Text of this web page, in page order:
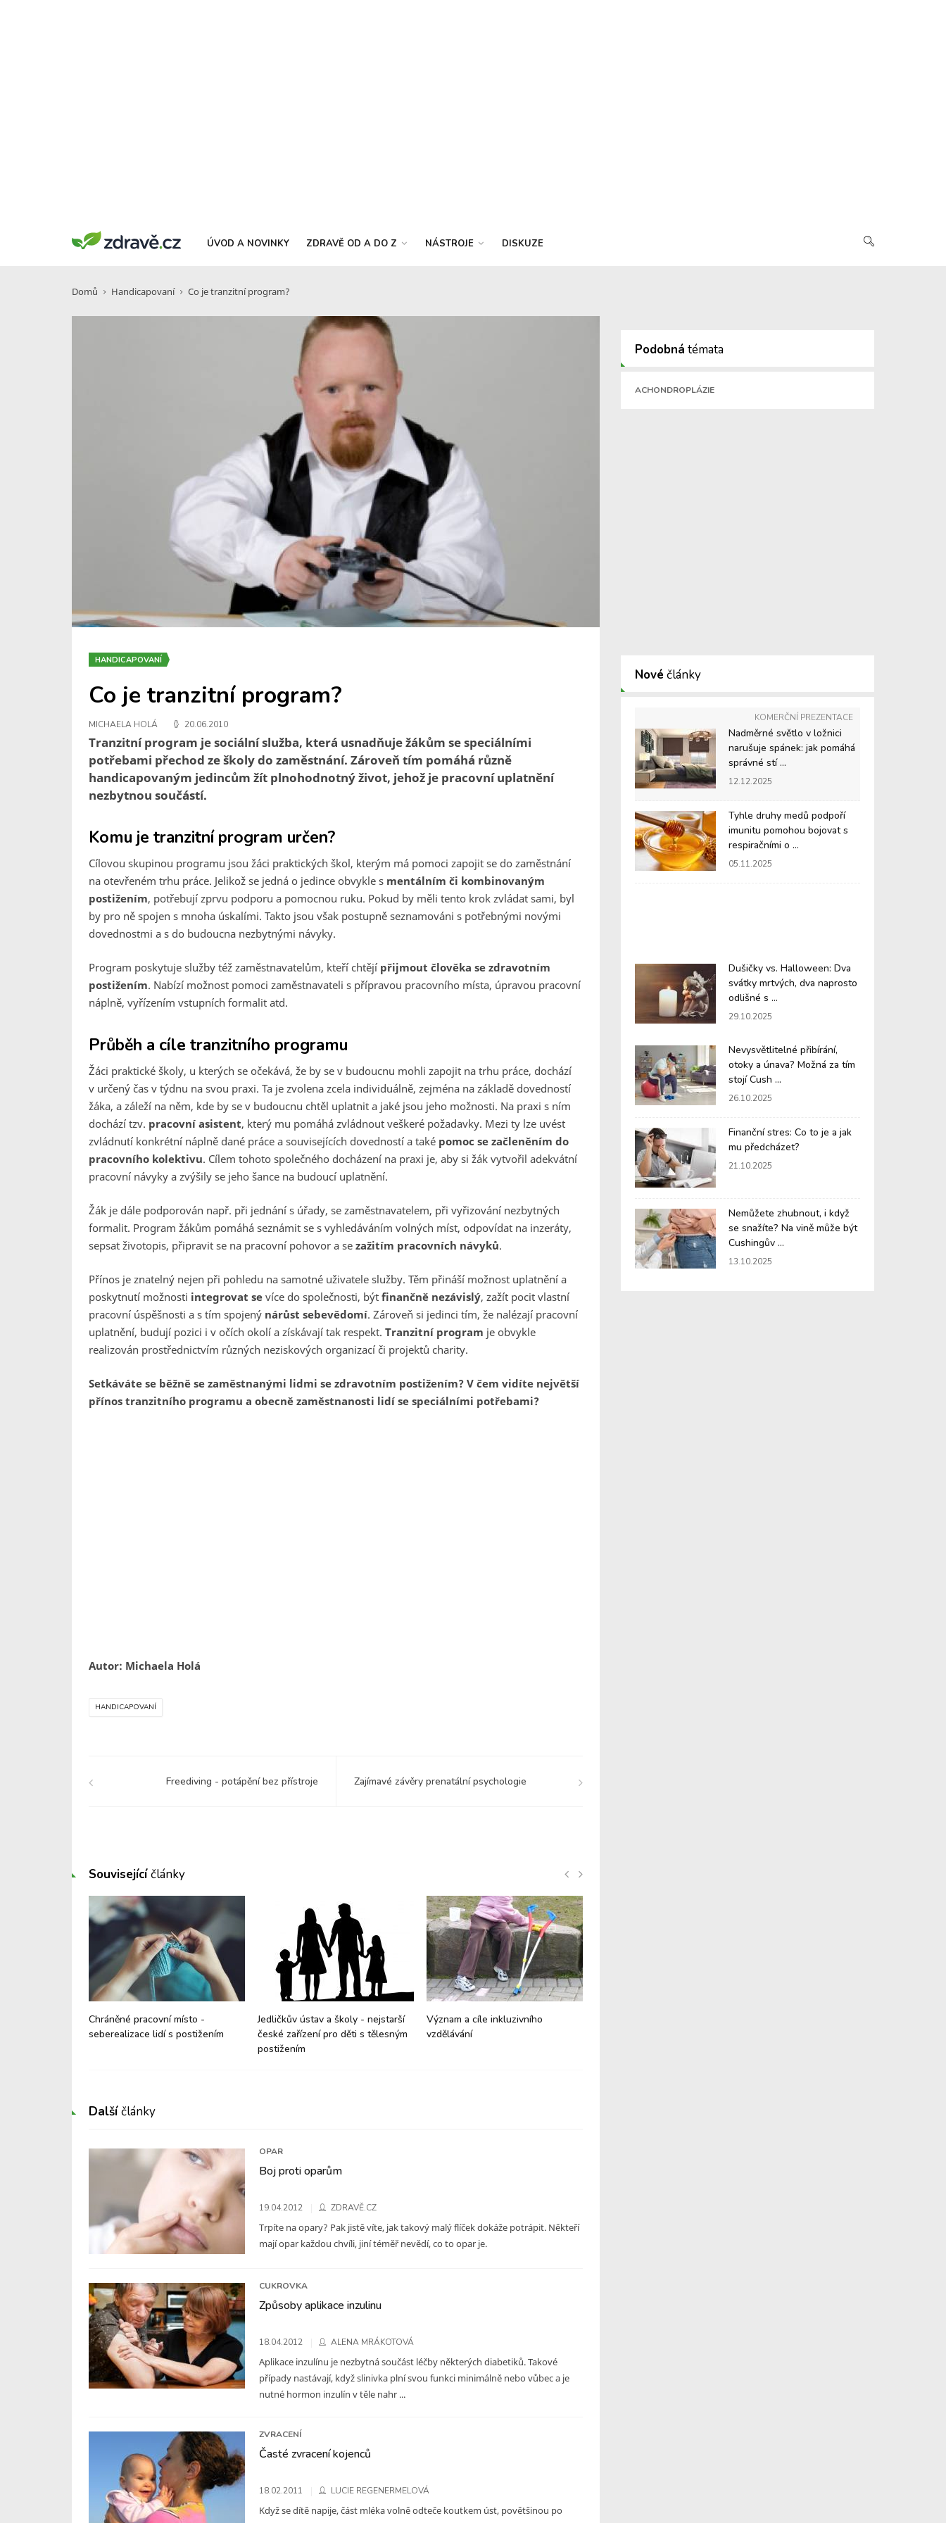
ÚVOD A NOVINKY ZDRAVĚ OD A DO Z NÁSTROJE DISKUZE
Domů Handicapovaní Co je tranzitní program?
HANDICAPOVANÍ
Co je tranzitní program?
MICHAELA HOLÁ 20.06.2010
Tranzitní program je sociální služba, která usnadňuje žákům se speciálními
potřebami přechod ze školy do zaměstnání. Zároveň tím pomáhá různě
handicapovaným jedincům žít plnohodnotný život, jehož je pracovní uplatnění
nezbytnou součástí.
Komu je tranzitní program určen?
Cílovou skupinou programu jsou žáci praktických škol, kterým má pomoci zapojit se do zaměstnání
na otevřeném trhu práce. Jelikož se jedná o jedince obvykle s mentálním či kombinovaným
postižením, potřebují zprvu podporu a pomocnou ruku. Pokud by měli tento krok zvládat sami, byl
by pro ně spojen s mnoha úskalími. Takto jsou však postupně seznamováni s potřebnými novými
dovednostmi a s do budoucna nezbytnými návyky.
Program poskytuje služby též zaměstnavatelům, kteří chtějí přijmout člověka se zdravotním
postižením. Nabízí možnost pomoci zaměstnavateli s přípravou pracovního místa, úpravou pracovní
náplně, vyřízením vstupních formalit atd.
Průběh a cíle tranzitního programu
Žáci praktické školy, u kterých se očekává, že by se v budoucnu mohli zapojit na trhu práce, dochází
v určený čas v týdnu na svou praxi. Ta je zvolena zcela individuálně, zejména na základě dovedností
žáka, a záleží na něm, kde by se v budoucnu chtěl uplatnit a jaké jsou jeho možnosti. Na praxi s ním
dochází tzv. pracovní asistent, který mu pomáhá zvládnout veškeré požadavky. Mezi ty lze uvést
zvládnutí konkrétní náplně dané práce a souvisejících dovedností a také pomoc se začleněním do
pracovního kolektivu. Cílem tohoto společného docházení na praxi je, aby si žák vytvořil adekvátní
pracovní návyky a zvýšily se jeho šance na budoucí uplatnění.
Žák je dále podporován např. při jednání s úřady, se zaměstnavatelem, při vyřizování nezbytných
formalit. Program žákům pomáhá seznámit se s vyhledáváním volných míst, odpovídat na inzeráty,
sepsat životopis, připravit se na pracovní pohovor a se zažitím pracovních návyků.
Přínos je znatelný nejen při pohledu na samotné uživatele služby. Těm přináší možnost uplatnění a
poskytnutí možnosti integrovat se více do společnosti, být finančně nezávislý, zažít pocit vlastní
pracovní úspěšnosti a s tím spojený nárůst sebevědomí. Zároveň si jedinci tím, že nalézají pracovní
uplatnění, budují pozici i v očích okolí a získávají tak respekt. Tranzitní program je obvykle
realizován prostřednictvím různých neziskových organizací či projektů charity.
Setkáváte se běžně se zaměstnanými lidmi se zdravotním postižením? V čem vidíte největší
přínos tranzitního programu a obecně zaměstnanosti lidí se speciálními potřebami?
Autor: Michaela Holá
HANDICAPOVANÍ
Freediving - potápění bez přístroje Zajímavé závěry prenatální psychologie
Podobná témata
ACHONDROPLÁZIE
Nové články
KOMERČNÍ PREZENTACE
Nadměrné světlo v ložnici
narušuje spánek: jak pomáhá
správné stí ...
12.12.2025
Tyhle druhy medů podpoří
imunitu pomohou bojovat s
respiračními o ...
05.11.2025
Dušičky vs. Halloween: Dva
svátky mrtvých, dva naprosto
odlišné s ...
29.10.2025
Nevysvětlitelné přibírání,
otoky a únava? Možná za tím
stojí Cush ...
26.10.2025
Finanční stres: Co to je a jak
mu předcházet?
21.10.2025
Nemůžete zhubnout, i když
se snažíte? Na vině může být
Cushingův ...
13.10.2025
Souvisejícíčlánky
Chráněné pracovní místo -
seberealizace lidí s postižením
Jedličkův ústav a školy - nejstarší
české zařízení pro děti s tělesným
postižením
Význam a cíle inkluzivního
vzdělávání
Dalšíčlánky
OPAR
Boj proti oparům
19.04.2012 ZDRAVĚ.CZ
Trpíte na opary? Pak jistě víte, jak takový malý flíček dokáže potrápit. Někteří
mají opar každou chvíli, jiní téměř nevědí, co to opar je.
CUKROVKA
Způsoby aplikace inzulinu
18.04.2012 ALENA MRÁKOTOVÁ
Aplikace inzulínu je nezbytná součást léčby některých diabetiků. Takové
případy nastávají, když slinivka plní svou funkci minimálně nebo vůbec a je
nutné hormon inzulín v těle nahr ...
ZVRACENÍ
Časté zvracení kojenců
18.02.2011 LUCIE REGENERMELOVÁ
Když se dítě napije, část mléka volně odteče koutkem úst, povětšinou po